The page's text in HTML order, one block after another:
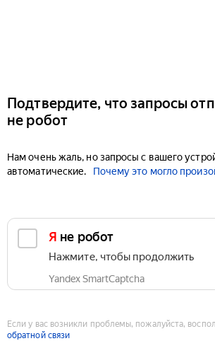
Подтвердите, что запросы
не робот
Нам очень жаль, но запросы с вашего
автоматические.
Почему это могло
Я не робот
Нажмите, чтобы продолжить
Yandex SmartCaptcha
Если у вас возникли проблемы, пожалуйста,
обратной связи